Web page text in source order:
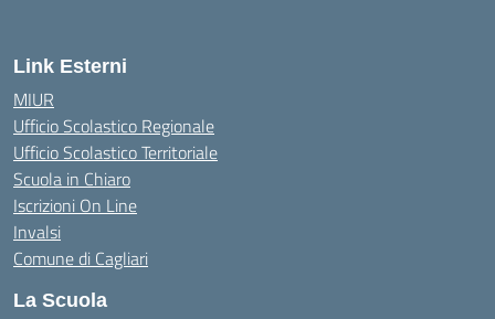
Link Esterni
MIUR
Ufficio Scolastico Regionale
Ufficio Scolastico Territoriale
Scuola in Chiaro
Iscrizioni On Line
Invalsi
Comune di Cagliari
La Scuola